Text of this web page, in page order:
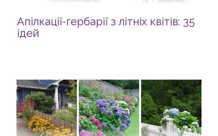
Апілкації-гербарії з літніх квітів: 35
ідей